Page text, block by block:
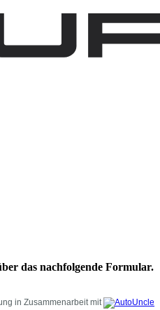
das nachfolgende Formular.
in Zusammenarbeit mit